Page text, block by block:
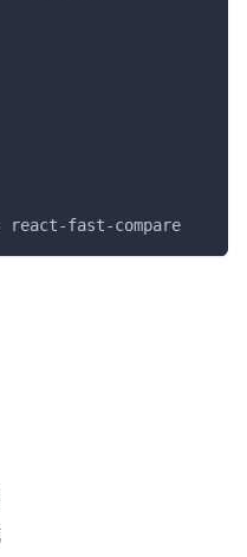
react-fast-compare